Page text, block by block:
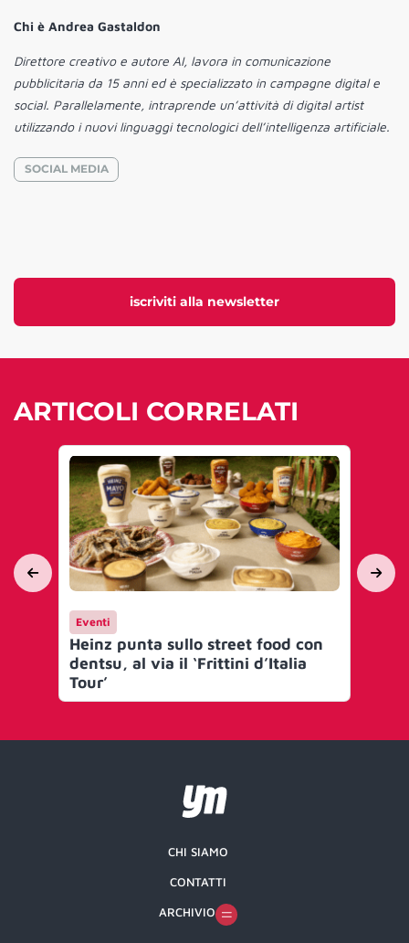
iscriviti alla newsletter
Chi è Andrea Gastaldon
Direttore creativo e autore AI, lavora in comunicazione
pubblicitaria da 15 anni ed è specializzato in campagne digital e
social. Parallelamente, intraprende un’attività di digital artist
utilizzando i nuovi linguaggi tecnologici dell’intelligenza artificiale.
SOCIAL MEDIA
ARTICOLI CORRELATI
Eventi
Heinz punta sullo street food con
dentsu, al via il ‘Frittini d’Italia
Tour’
CHI SIAMO
CONTATTI
ARCHIVIO